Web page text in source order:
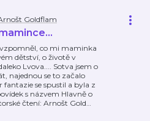
Goldflam
vzpomněl, co mi maminka
dětství, o životě v
Lvova.... Sotva jsem o
najednou se to začalo
se spustil a byla z
s názvem Hlavně o
čtení: Arnošt Gold…